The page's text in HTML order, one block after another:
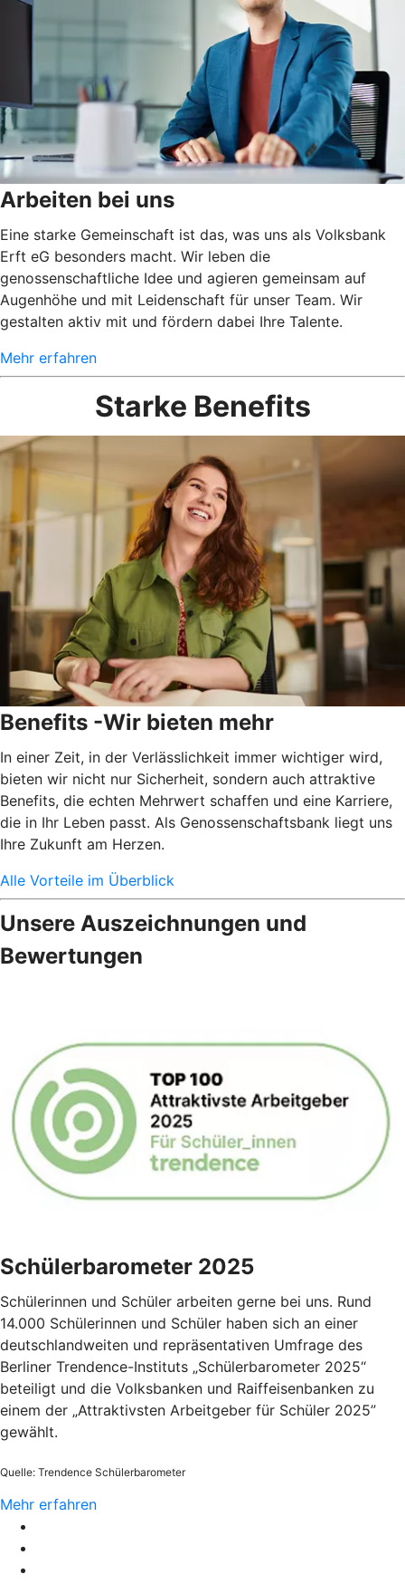
Arbeiten bei uns
Eine starke Gemeinschaft ist das, was uns als Volksbank
Erft eG besonders macht. Wir leben die
genossenschaftliche Idee und agieren gemeinsam auf
Augenhöhe und mit Leidenschaft für unser Team. Wir
gestalten aktiv mit und fördern dabei Ihre Talente.
Mehr erfahren
Starke Benefits
Benefits -Wir bieten mehr
In einer Zeit, in der Verlässlichkeit immer wichtiger wird,
bieten wir nicht nur Sicherheit, sondern auch attraktive
Benefits, die echten Mehrwert schaffen und eine Karriere,
die in Ihr Leben passt. Als Genossenschaftsbank liegt uns
Ihre Zukunft am Herzen.
Alle Vorteile im Überblick
Unsere Auszeichnungen und
Bewertungen
Schülerbarometer 2025
Schülerinnen und Schüler arbeiten gerne bei uns. Rund
14.000 Schülerinnen und Schüler haben sich an einer
deutschlandweiten und repräsentativen Umfrage des
Berliner Trendence-Instituts „Schülerbarometer 2025“
beteiligt und die Volksbanken und Raiffeisenbanken zu
einem der „Attraktivsten Arbeitgeber für Schüler 2025”
gewählt.
Quelle: Trendence Schülerbarometer
Mehr erfahren